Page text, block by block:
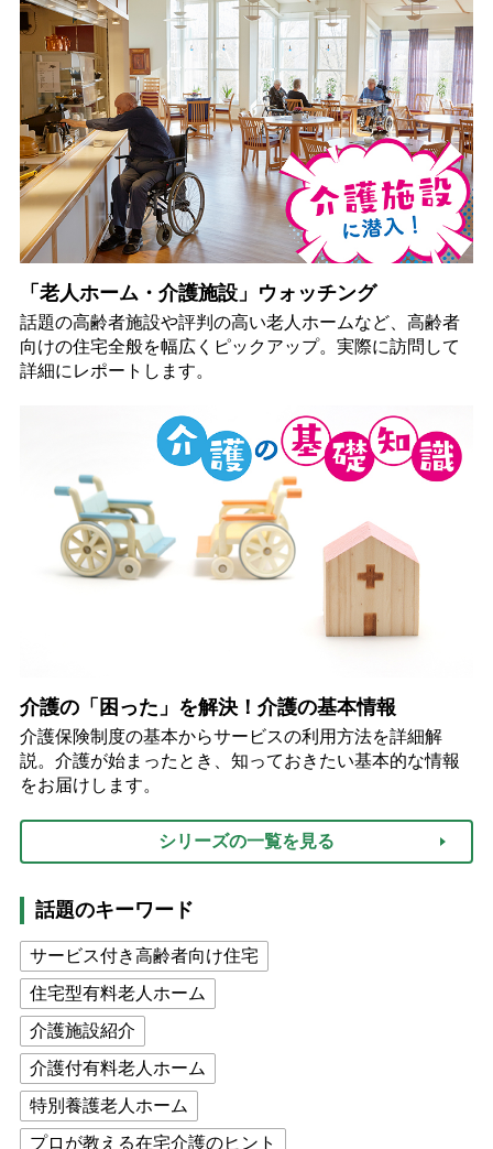
「老人ホーム・介護施設」ウォッチング
話題の高齢者施設や評判の高い老人ホームなど、高齢者
向けの住宅全般を幅広くピックアップ。実際に訪問して
詳細にレポートします。
介護の「困った」を解決！介護の基本情報
介護保険制度の基本からサービスの利用方法を詳細解
説。介護が始まったとき、知っておきたい基本的な情報
をお届けします。
シリーズの一覧を見る
話題のキーワード
サービス付き高齢者向け住宅
住宅型有料老人ホーム
介護施設紹介
介護付有料老人ホーム
特別養護老人ホーム
プロが教える在宅介護のヒント